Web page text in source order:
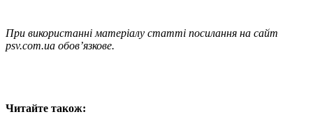
При використанні матеріалу статті посилання на сайт
psv.com.ua обов’язкове.
Читайте також: